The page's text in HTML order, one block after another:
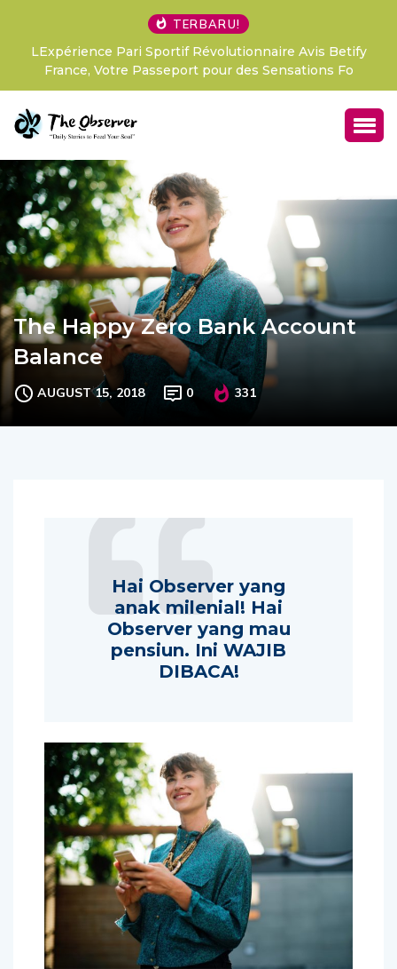
TERBARU!
LExpérience Pari Sportif Révolutionnaire Avis Betify
France, Votre Passeport pour des Sensations Fo
The Happy Zero Bank Account
Balance
AUGUST 15, 2018 0 331
Hai Observer yang
anak milenial! Hai
Observer yang mau
pensiun. Ini WAJIB
DIBACA!